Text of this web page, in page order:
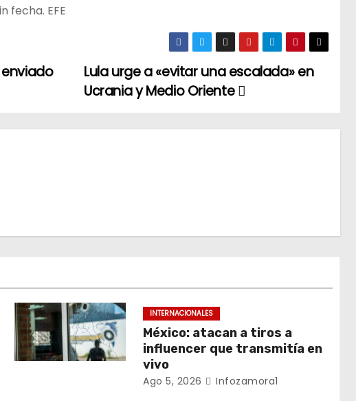
fecha. EFE
Lula urge a «evitar una escalada» en
Ucrania y Medio Oriente
INTERNACIONALES
México: atacan a tiros a
influencer que transmitía en
vivo
Ago 5, 2026 Infozamora1